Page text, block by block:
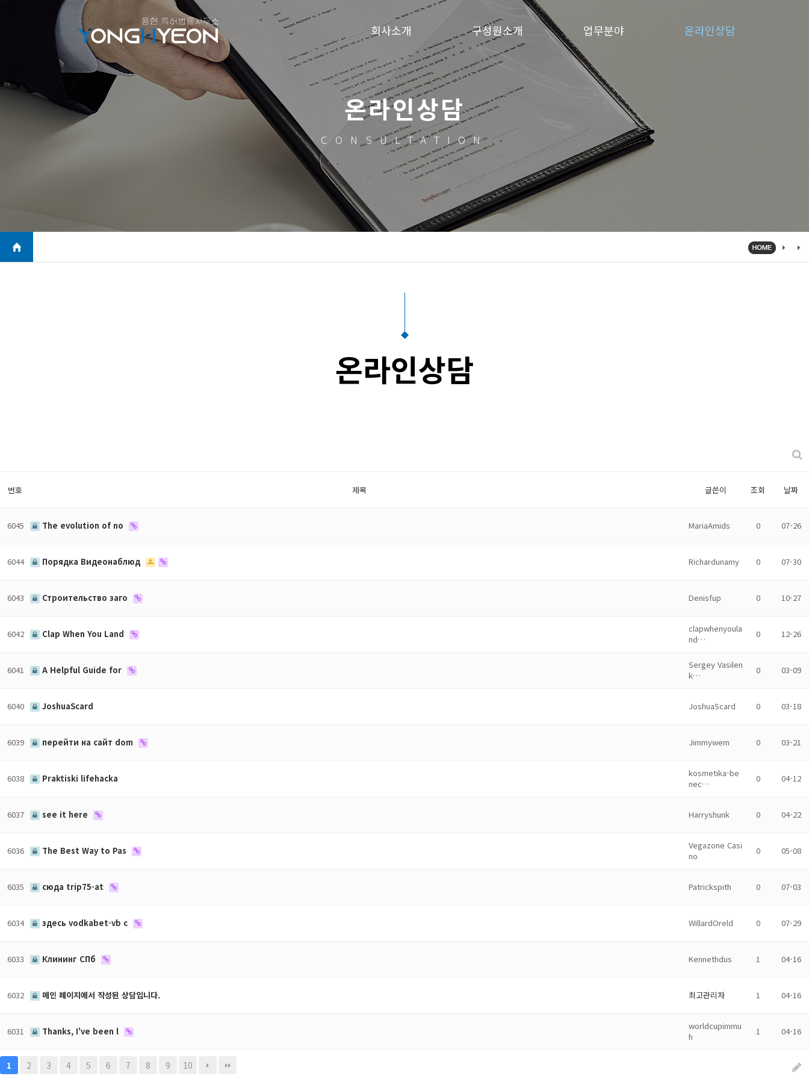
회사소개 구성원소개 업무분야 온라인상담
온라인상담
CONSULTATION
온라인상담
번호 제목 글쓴이 조회 날짜
6045 The evolution of no MariaAmids 0 07-26
6044 Порядка Видеонаблюд Richardunamy 0 07-30
6043 Строительство заго Denisfup 0 10-27
6042 Clap When You Land
clapwhenyoula
nd…
0 12-26
6041 A Helpful Guide for
Sergey Vasilen
k…
0 03-09
6040 JoshuaScard JoshuaScard 0 03-18
6039 перейти на сайт dom Jimmywem 0 03-21
6038 Praktiski lifehacka
kosmetika-be
nec…
0 04-12
6037 see it here Harryshunk 0 04-22
6036 The Best Way to Pas
Vegazone Casi
no
0 05-08
6035 сюда trip75-at Patrickspith 0 07-03
6034 здесь vodkabet-vb c WillardOreld 0 07-29
6033 Клининг СПб Kennethdus 1 04-16
6032 메인 페이지에서 작성된 상담입니다. 최고관리자 1 04-16
6031 Thanks, I've been l
worldcupimmu
h
1 04-16
1 2 3 4 5 6 7 8 9 10